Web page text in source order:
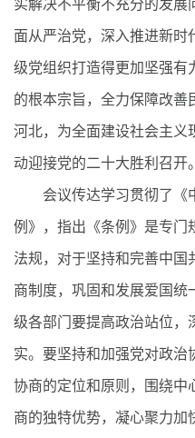
实解决不平衡不充分的发展
面从严治党，深入推进新时
级党组织打造得更加坚强有
的根本宗旨，全力保障改善
河北，为全面建设社会主义
动迎接党的二十大胜利召开。
会议传达学习贯彻了《
例》，指出《条例》是专门
法规，对于坚持和完善中国
商制度，巩固和发展爱国统
级各部门要提高政治站位，
实。要坚持和加强党对政治
协商的定位和原则，围绕中
商的独特优势，凝心聚力加